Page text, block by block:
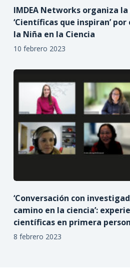
IMDEA Networks organiza
‘Científicas que inspiran’
la Niña en la Ciencia
10 febrero 2023
‘Conversación con
camino en la ciencia’:
científicas en primera
8 febrero 2023